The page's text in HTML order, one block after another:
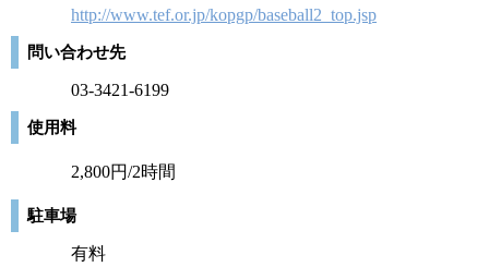
http://www.tef.or.jp/kopgp/baseball2_top.jsp
問い合わせ先
03-3421-6199
使用料
2,800円/2時間
駐車場
有料